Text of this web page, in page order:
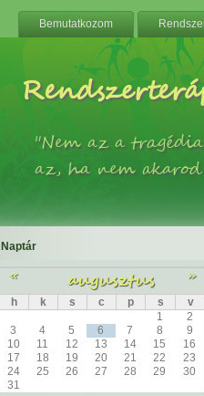
Bemutatkozom
"Nem az a
az, ha nem
Naptár
« augusztus »
h k s c p s
v
1
2
3
4 5 6 7 8
9
10
11 12 13 14 15
16
17
18 19 20 21 22
23
24
25 26 27 28 29
30
31